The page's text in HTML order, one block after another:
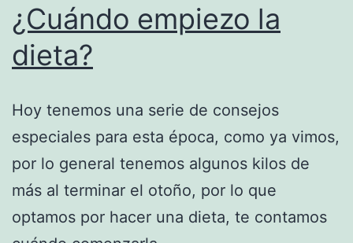
¿Cuándo empiezo la
dieta?
Hoy tenemos una serie de consejos
especiales para esta época, como ya vimos,
por lo general tenemos algunos kilos de
más al terminar el otoño, por lo que
optamos por hacer una dieta, te contamos